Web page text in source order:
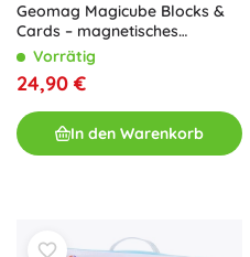
Geomag Magicube Blocks &
Cards – magnetisches
Konstruktionsspiel 16 Teile
Vorrätig
24,90 €
In den Warenkorb